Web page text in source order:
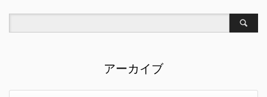
アーカイブ